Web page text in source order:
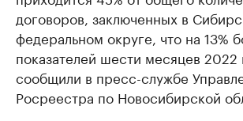
договоров, заключенных в
федеральном округе, что на 13%
показателей шести месяцев
сообщили в пресс-службе
Росреестра по Новосибирской